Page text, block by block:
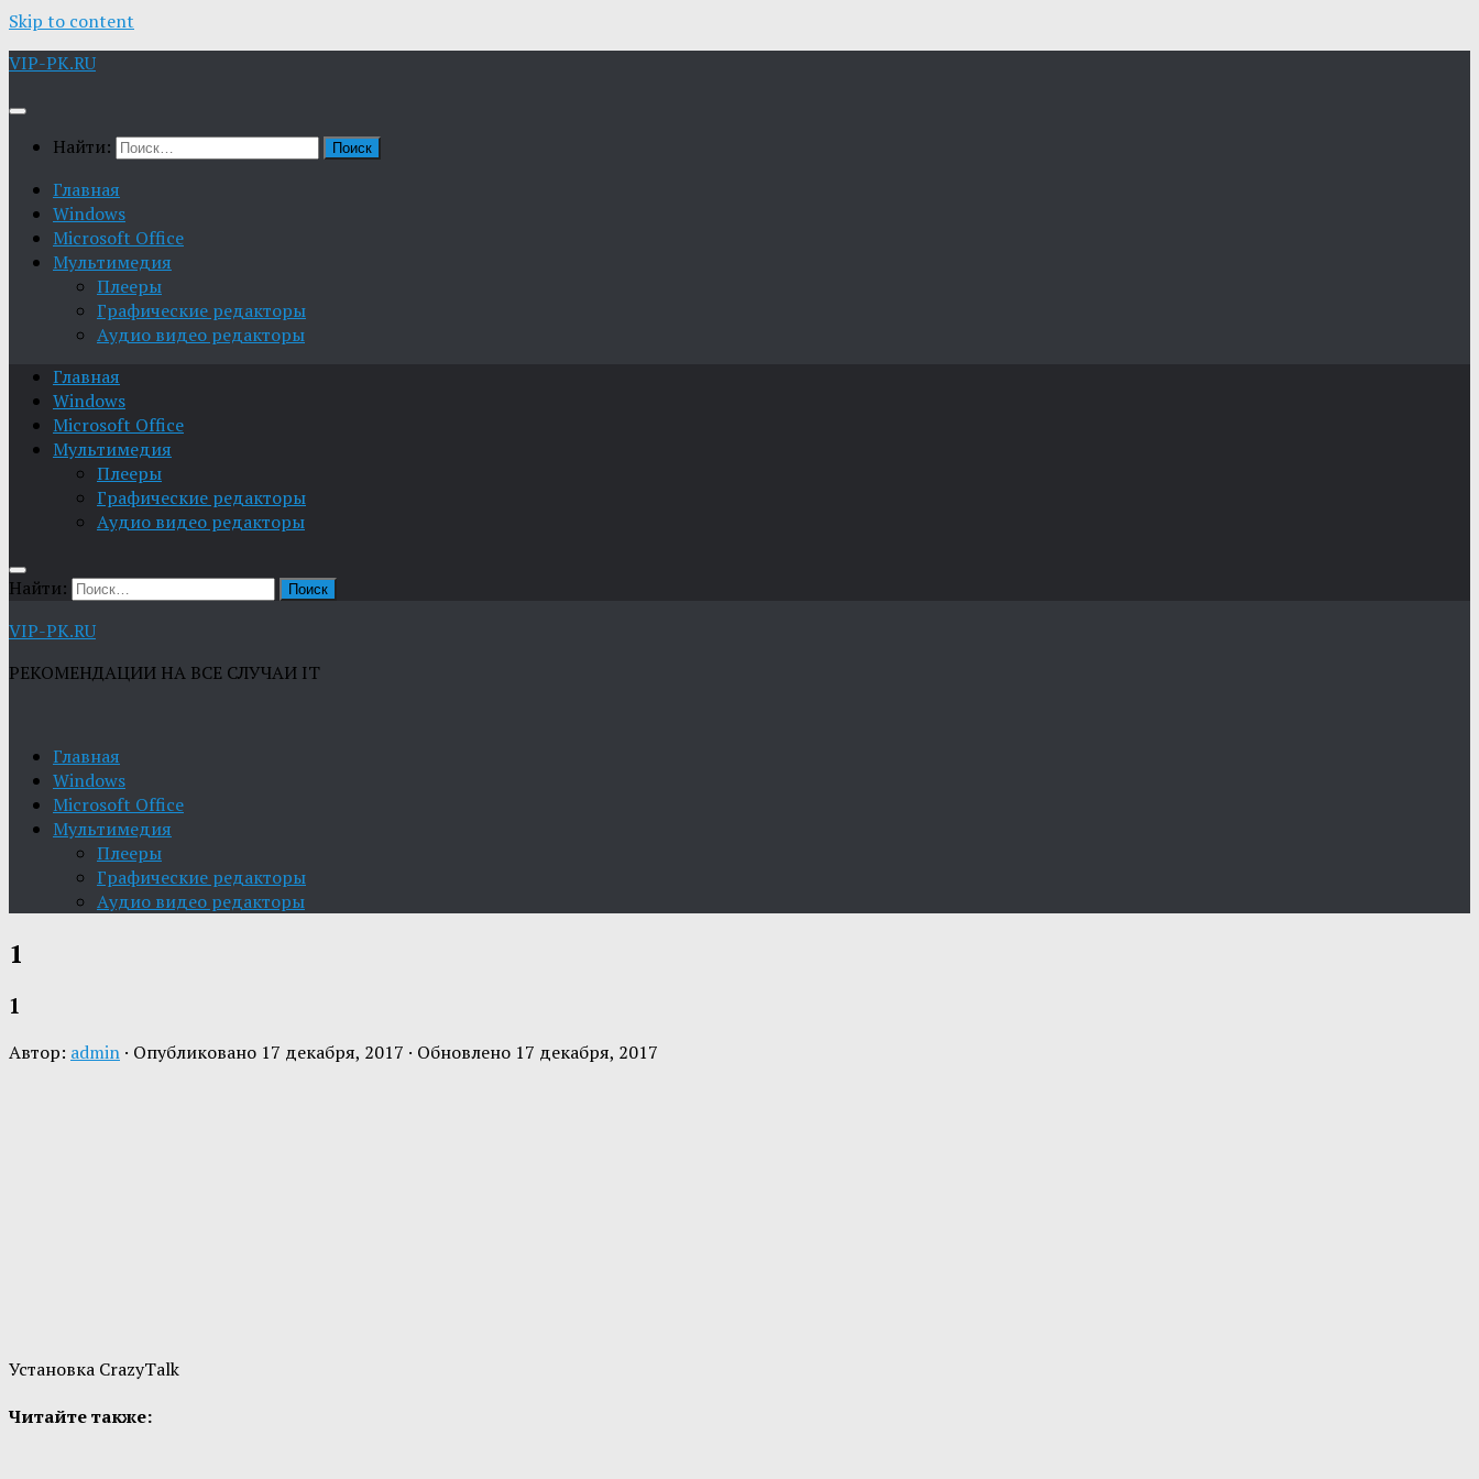
Skip to content
VIP-PK.RU
Найти:
Главная
Windows
Microsoft Office
Мультимедия
Плееры
Графические редакторы
Aудио видео редакторы
Главная
Windows
Microsoft Office
Мультимедия
Плееры
Графические редакторы
Aудио видео редакторы
Найти:
VIP-PK.RU
РЕКОМЕНДАЦИИ НА ВСЕ СЛУЧАИ IT
Главная
Windows
Microsoft Office
Мультимедия
Плееры
Графические редакторы
Aудио видео редакторы
1
1
Автор: admin · Опубликовано 17 декабря, 2017 · Обновлено 17 декабря, 2017
Установка CrazyTalk
Читайте также: